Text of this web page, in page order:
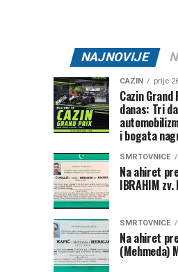
NAJNOVIJE
CAZIN prije
Cazin
danas: Tri
i bogata
SMRTOVNICE
Na ahiret
IBRAHIM zv.
SMRTOVNICE
Na ahiret
(Mehmeda)